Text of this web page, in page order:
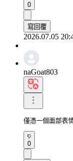
0
寫回覆
2026.07.05
naGoat803
僅憑一個面部表
0